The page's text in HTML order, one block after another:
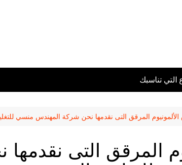
التي تناسبك
المرقق التى نقدمها نحن شركة المهندس منسي
المرقق التى نقدمها